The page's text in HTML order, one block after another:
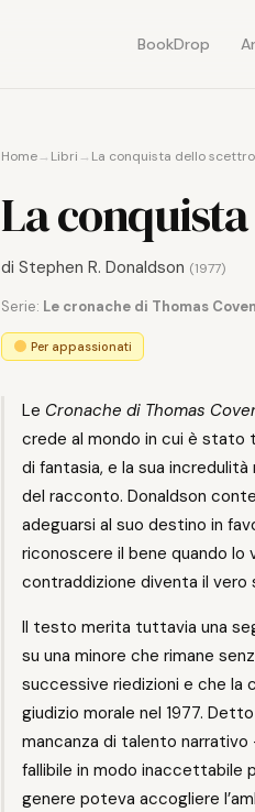
BookDrop
Home→ Libri→ La conquista dello scettro
La
di Stephen R. Donaldson (1977)
Serie: Le cronache di Thomas
Per appassionati
Le Cronache di Thomas
crede al mondo in cui è stato
di fantasia, e la sua
del racconto. Donaldson
adeguarsi al suo destino in
riconoscere il bene quando lo
contraddizione diventa il
Il testo merita tuttavia una
su una minore che rimane
successive riedizioni e che la
giudizio morale nel 1977.
mancanza di talento
fallibile in modo inaccettabile
genere poteva accogliere